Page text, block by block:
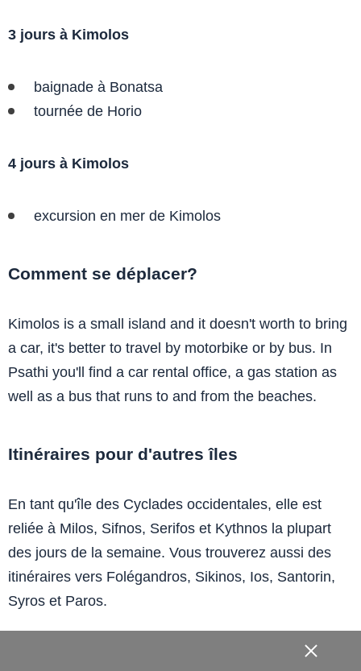
3 jours à Kimolos
baignade à Bonatsa
tournée de Horio
4 jours à Kimolos
excursion en mer de Kimolos
Comment se déplacer?
Kimolos is a small island and it doesn't worth to bring
a car, it's better to travel by motorbike or by bus. In
Psathi you'll find a car rental office, a gas station as
well as a bus that runs to and from the beaches.
Itinéraires pour d'autres îles
En tant qu'île des Cyclades occidentales, elle est
reliée à Milos, Sifnos, Serifos et Kythnos la plupart
des jours de la semaine. Vous trouverez aussi des
itinéraires vers Folégandros, Sikinos, Ios, Santorin,
Syros et Paros.